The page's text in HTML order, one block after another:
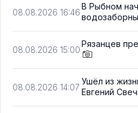
08.08.2026 16:46
В Рыбном
08.08.2026 15:00
Рязанцев
08.08.2026 14:07
Ушёл из
Евгений